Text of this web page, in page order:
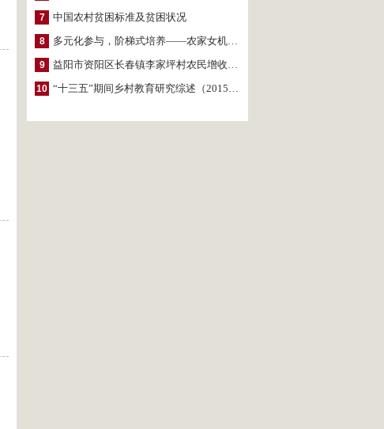
7 中国农村贫困标准及贫困状况
8 多元化参与，阶梯式培养——农家女机构农村妇女参政项目介绍
9 益阳市资阳区长春镇李家坪村农民增收调研报告
10 “十三五”期间乡村教育研究综述（2015～2020）